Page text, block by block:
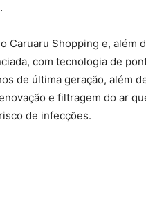
Caruaru Shopping e, além
com tecnologia de
de última geração, além
e filtragem do ar
de infecções.